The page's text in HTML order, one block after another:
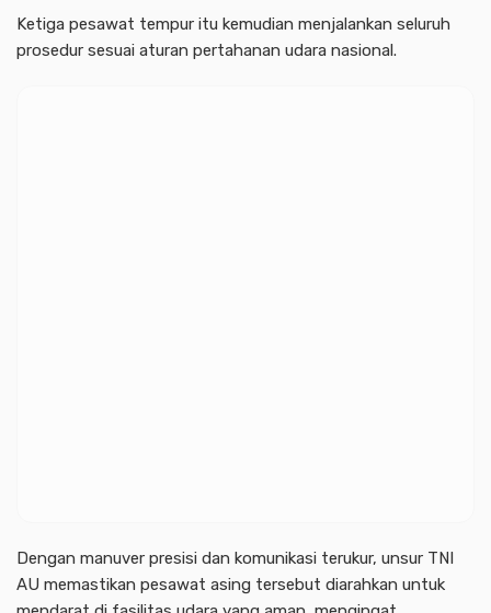
Ketiga pesawat tempur itu kemudian menjalankan seluruh
prosedur sesuai aturan pertahanan udara nasional.
Dengan manuver presisi dan komunikasi terukur, unsur TNI
AU memastikan pesawat asing tersebut diarahkan untuk